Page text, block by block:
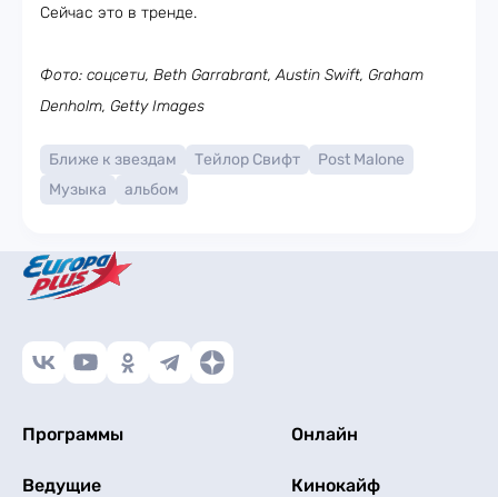
Сейчас это в тренде.
Фото: соцсети, Beth Garrabrant, Austin Swift, Graham
Denholm, Getty Images
Ближе к звездам Тейлор Свифт
Post Malone
Музыка
альбом
Программы Онлайн
Ведущие Кинокайф